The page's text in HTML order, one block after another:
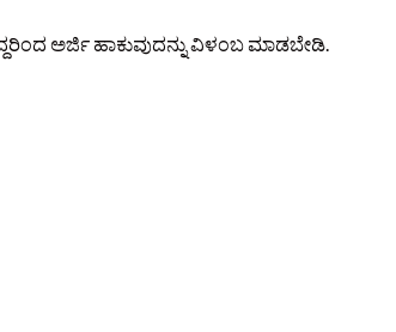
ಅರ್ಜಿ ಹಾಕುವುದನ್ನು ವಿಳಂಬ ಮಾಡಬೇಡಿ.